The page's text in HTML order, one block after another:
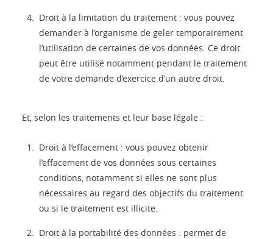
Droit à la limitation du traitement : vous pouvez
demander à l’organisme de geler temporairement
l’utilisation de certaines de vos données. Ce droit
peut être utilisé notamment pendant le traitement
de votre demande d’exercice d’un autre droit.
Et, selon les traitements et leur base légale :
Droit à l’effacement : vous pouvez obtenir
l’effacement de vos données sous certaines
conditions, notamment si elles ne sont plus
nécessaires au regard des objectifs du traitement
ou si le traitement est illicite.
Droit à la portabilité des données : permet de